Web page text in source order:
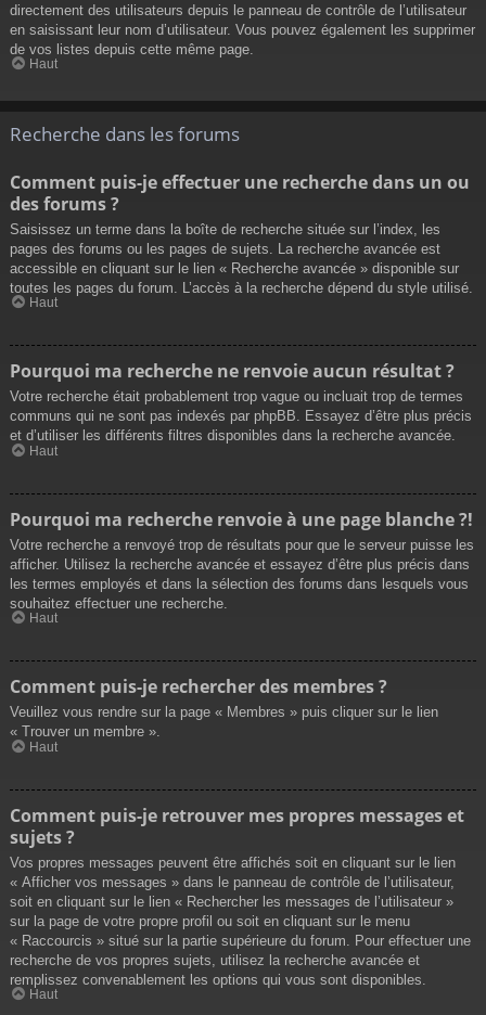
directement des utilisateurs depuis le panneau de contrôle de l’utilisateur
en saisissant leur nom d’utilisateur. Vous pouvez également les supprimer
de vos listes depuis cette même page.
Haut
Recherche dans les forums
Comment puis-je effectuer une recherche dans un ou
des forums ?
Saisissez un terme dans la boîte de recherche située sur l’index, les
pages des forums ou les pages de sujets. La recherche avancée est
accessible en cliquant sur le lien « Recherche avancée » disponible sur
toutes les pages du forum. L’accès à la recherche dépend du style utilisé.
Haut
Pourquoi ma recherche ne renvoie aucun résultat ?
Votre recherche était probablement trop vague ou incluait trop de termes
communs qui ne sont pas indexés par phpBB. Essayez d’être plus précis
et d’utiliser les différents filtres disponibles dans la recherche avancée.
Haut
Pourquoi ma recherche renvoie à une page blanche ?!
Votre recherche a renvoyé trop de résultats pour que le serveur puisse les
afficher. Utilisez la recherche avancée et essayez d’être plus précis dans
les termes employés et dans la sélection des forums dans lesquels vous
souhaitez effectuer une recherche.
Haut
Comment puis-je rechercher des membres ?
Veuillez vous rendre sur la page « Membres » puis cliquer sur le lien
« Trouver un membre ».
Haut
Comment puis-je retrouver mes propres messages et
sujets ?
Vos propres messages peuvent être affichés soit en cliquant sur le lien
« Afficher vos messages » dans le panneau de contrôle de l’utilisateur,
soit en cliquant sur le lien « Rechercher les messages de l’utilisateur »
sur la page de votre propre profil ou soit en cliquant sur le menu
« Raccourcis » situé sur la partie supérieure du forum. Pour effectuer une
recherche de vos propres sujets, utilisez la recherche avancée et
remplissez convenablement les options qui vous sont disponibles.
Haut